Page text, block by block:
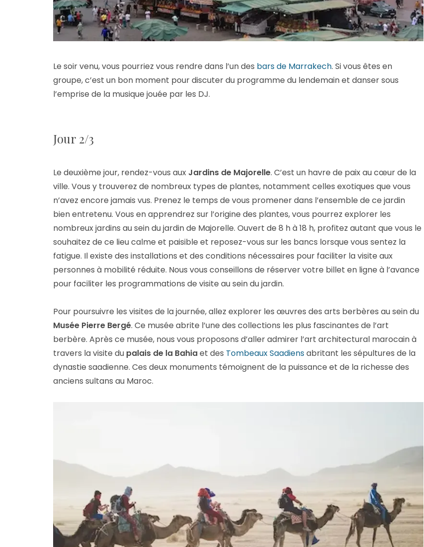
Le soir venu, vous pourriez vous rendre dans l’un des bars de Marrakech. Si vous êtes en
groupe, c’est un bon moment pour discuter du programme du lendemain et danser sous
l’emprise de la musique jouée par les DJ.
Jour 2/3
Le deuxième jour, rendez-vous aux Jardins de Majorelle. C’est un havre de paix au cœur de la
ville. Vous y trouverez de nombreux types de plantes, notamment celles exotiques que vous
n’avez encore jamais vus. Prenez le temps de vous promener dans l’ensemble de ce jardin
bien entretenu. Vous en apprendrez sur l’origine des plantes, vous pourrez explorer les
nombreux jardins au sein du jardin de Majorelle. Ouvert de 8 h à 18 h, profitez autant que vous le
souhaitez de ce lieu calme et paisible et reposez-vous sur les bancs lorsque vous sentez la
fatigue. Il existe des installations et des conditions nécessaires pour faciliter la visite aux
personnes à mobilité réduite. Nous vous conseillons de réserver votre billet en ligne à l’avance
pour faciliter les programmations de visite au sein du jardin.
Pour poursuivre les visites de la journée, allez explorer les œuvres des arts berbères au sein du
Musée Pierre Bergé. Ce musée abrite l’une des collections les plus fascinantes de l’art
berbère. Après ce musée, nous vous proposons d’aller admirer l’art architectural marocain à
travers la visite du palais de la Bahiaet des Tombeaux Saadiensabritant les sépultures de la
dynastie saadienne. Ces deux monuments témoignent de la puissance et de la richesse des
anciens sultans au Maroc.